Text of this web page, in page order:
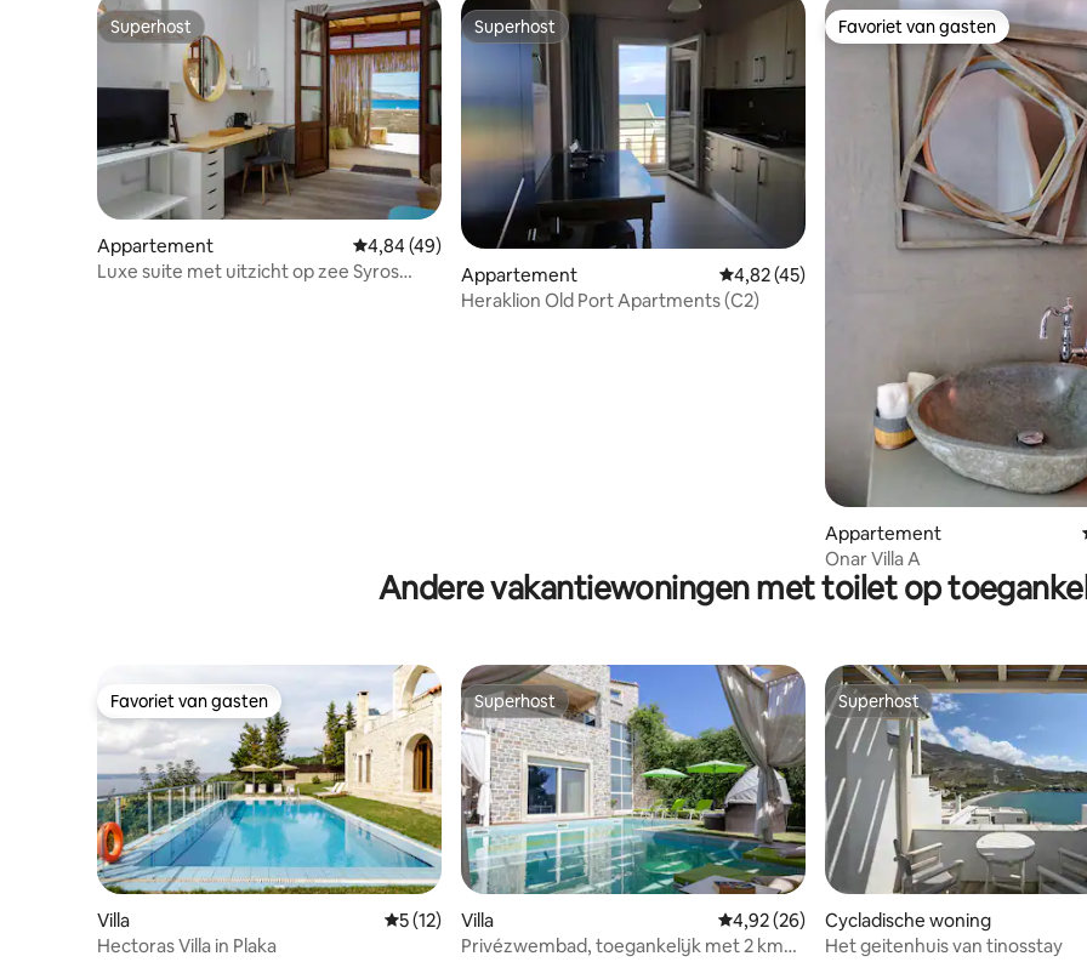
Superhost
Superhost
Appartement Gemiddelde beoordeling van 4,84 uit 5, 49 recensies
4,84 (49)
Luxe suite met uitzicht op zee Syros
Superhost
Superhost
Appartement Gemiddelde beoordeling van 4,82 uit 5, 45
4,82 (45)
Heraklion Old Port Apartments (C2)
Favoriet van gasten
Favoriet van gasten
Appartement
Onar Villa A
Andere vakantiewoningen met toilet op
Favoriet van gasten
Favoriet van gasten
Villa Gemiddelde beoordeling van 5 uit 5, 12 recensies
5 (12)
Hectoras Villa in Plaka
Superhost
Superhost
Villa Gemiddelde beoordeling van 4,92 uit 5, 26
4,92 (26)
Privézwembad, toegankelijk met 2 km
Superhost
Superhost
Cycladische woning
Het geitenhuis van tinosstay